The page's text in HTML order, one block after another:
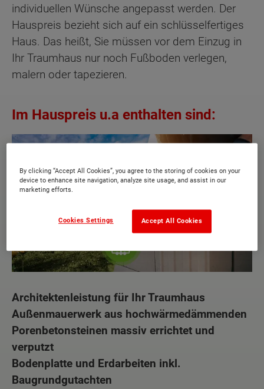
individuellen Wünsche angepasst werden. Der
Hauspreis bezieht sich auf ein schlüsselfertiges
Haus. Das heißt, Sie müssen vor dem Einzug in
Ihr Traumhaus nur noch Fußboden verlegen,
malern oder tapezieren.
Im Hauspreis u.a enthalten sind:
Architektenleistung für Ihr Traumhaus
Außenmauerwerk aus hochwärmedämmenden
Porenbetonsteinen massiv errichtet und
verputzt
Bodenplatte und Erdarbeiten inkl.
Baugrundgutachten
By clicking “Accept All Cookies”, you agree to the storing of cookies on your
device to enhance site navigation, analyze site usage, and assist in our
marketing efforts.
Accept All Cookies
Cookies Settings